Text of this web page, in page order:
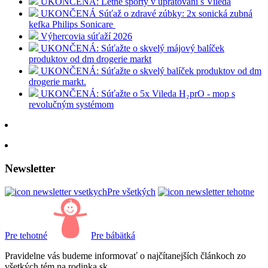
UKONČENÁ Súťaž o zdravé zúbky: 2x sonická zubná
kefka Philips Sonicare
Výhercovia súťaží 2026
UKONČENÁ: Súťažte o skvelý májový balíček
produktov od dm drogerie markt
UKONČENÁ: Súťažte o skvelý balíček produktov od dm
drogerie markt.
UKONČENÁ: Súťažte o 5x Vileda H₂prO - mop s
revolučným systémom
Newsletter
Pre všetkých
Pre tehotné
Pre bábätká
Pravidelne vás budeme informovať o najčítanejších článkoch zo